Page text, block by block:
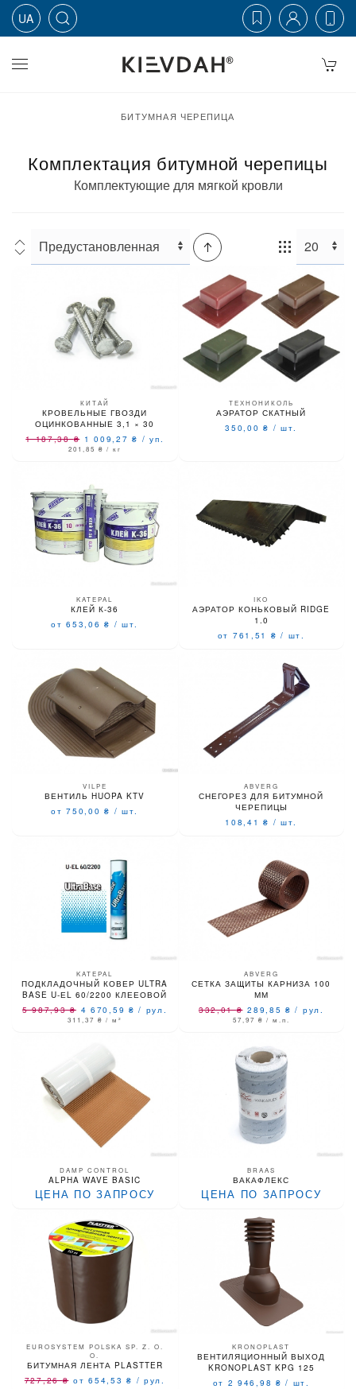
Skip to main content
UA
БИТУМНАЯ ЧЕРЕПИЦА
Комплектация битумной черепицы
Комплектующие для мягкой кровли
Сортировка:
Кол-
во:
КИТАЙ
КРОВЕЛЬНЫЕ ГВОЗДИ
ОЦИНКОВАННЫЕ 3,1 × 30
1 187,38₴ 1 009,27₴ / уп.
201,85 ₴ / кг
ТЕХНОНИКОЛЬ
АЭРАТОР СКАТНЫЙ
350,00₴ / шт.
KATEPAL
КЛЕЙ К-36
от 653,06₴ / шт.
IKO
АЭРАТОР КОНЬКОВЫЙ RIDGE
1.0
от 761,51 ₴ / шт.
VILPE
ВЕНТИЛЬ HUOPA KTV
от 750,00₴ / шт.
ABVERG
СНЕГОРЕЗ ДЛЯ БИТУМНОЙ
ЧЕРЕПИЦЫ
108,41₴ / шт.
KATEPAL
ПОДКЛАДОЧНЫЙ КОВЕР ULTRA
BASE U-ЕL 60/2200 КЛЕЕОВОЙ
5 987,93₴ 4 670,59 ₴ / рул.
311,37 ₴ / м²
ABVERG
СЕТКА ЗАЩИТЫ КАРНИЗА 100
ММ
332,01₴ 289,85₴ / рул.
57,97 ₴ / м.п.
DAMP CONTROL
ALPHA WAVE BASIC
ЦЕНА ПО ЗАПРОСУ
BRAAS
ВАКАФЛЕКС
ЦЕНА ПО ЗАПРОСУ
EUROSYSTEM POLSKA SP. Z. O.
O.
БИТУМНАЯ ЛЕНТА PLASTTER
727,26₴ от 654,53₴ / рул.
KRONOPLAST
ВЕНТИЛЯЦИОННЫЙ ВЫХОД
KRONOPLAST KPG 125
от 2 946,98 ₴ / шт.